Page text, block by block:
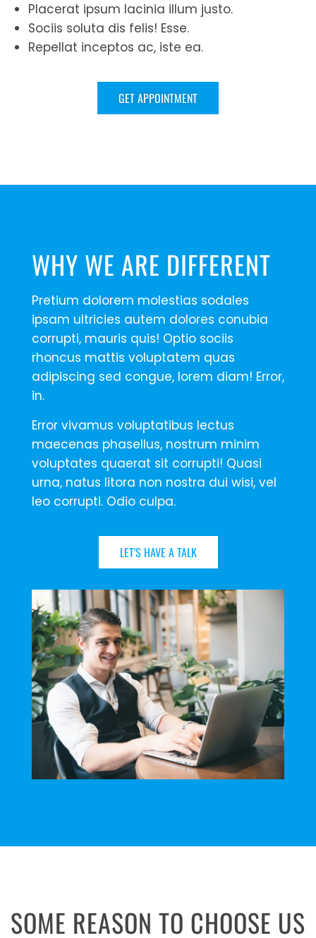
Placerat ipsum lacinia illum justo.
Sociis soluta dis felis! Esse.
Repellat inceptos ac, iste ea.
GET APPOINTMENT
WHY WE ARE DIFFERENT
Pretium dolorem molestias sodales
ipsam ultricies autem dolores conubia
corrupti, mauris quis! Optio sociis
rhoncus mattis voluptatem quas
adipiscing sed congue, lorem diam! Error,
in.
Error vivamus voluptatibus lectus
maecenas phasellus, nostrum minim
voluptates quaerat sit corrupti! Quasi
urna, natus litora non nostra dui wisi, vel
leo corrupti. Odio culpa.
LET'S HAVE A TALK
SOME REASON TO CHOOSE US